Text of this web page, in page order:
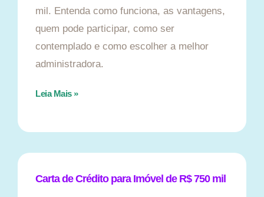
mil. Entenda como funciona, as vantagens,
quem pode participar, como ser
contemplado e como escolher a melhor
administradora.
Leia Mais »
Carta de Crédito para Imóvel de R$ 750 mil